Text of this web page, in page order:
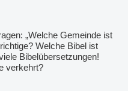
„Welche Gemeinde ist
Welche Bibel ist
Bibelübersetzungen!
verkehrt?